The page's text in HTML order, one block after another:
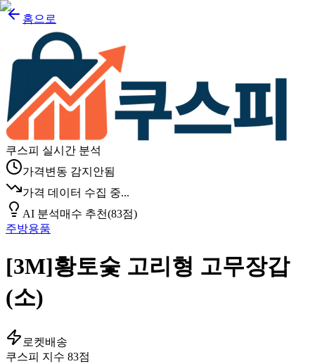
홈으로
쿠스피 실시간 분석
가격변동 감지안됨
가격 데이터 수집 중...
AI 분석매수 추천(83점)
주방용품
[3M]황토숯 고리형 고무장갑
(소)
로켓배송
쿠스피 지수 83점